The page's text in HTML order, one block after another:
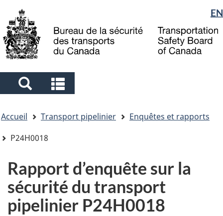
to
main
to
"About
government"
à
la
Sélection
de
la
langue
EN
Search
and
menus
and
menus
êtes
ici
Accueil Transport pipelinier
Enquêtes et rapports
P24H0018
Rapport d’enquête sur la
sécurité du transport
pipelinier P24H0018